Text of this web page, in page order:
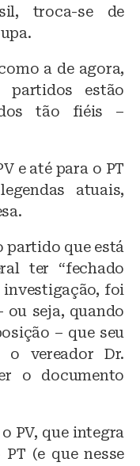
troca-se de
a de agora,
estão
tão fiéis –
e até para o PT
atuais,
partido que está
ter “fechado
investigação, foi
ou seja, quando
– que seu
o vereador Dr.
o documento
PV, que integra
(e que nesse